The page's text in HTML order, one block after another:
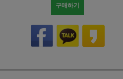
구매하기